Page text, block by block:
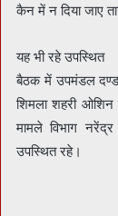
कैन में न दिया जाए
यह भी रहे उपस्थित
बैठक में उपमंडल
शिमला शहरी ओशिन
मामले विभाग
उपस्थित रहे।